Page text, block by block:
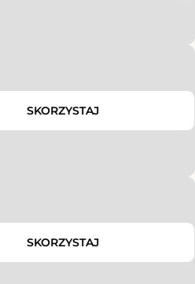
SKORZYSTAJ
SKORZYSTAJ